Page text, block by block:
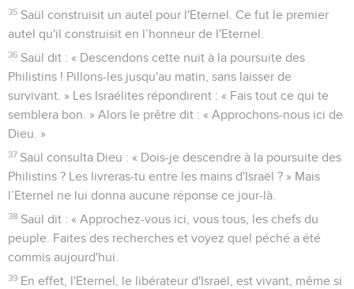
35 Saül construisit un autel pour l'Eternel. Ce fut le premier
autel qu'il construisit en l’honneur de l'Eternel.
36 Saül dit : « Descendons cette nuit à la poursuite des
Philistins ! Pillons-les jusqu'au matin, sans laisser de
survivant. » Les Israélites répondirent : « Fais tout ce qui te
semblera bon. » Alors le prêtre dit : « Approchons-nous ici de
Dieu. »
37 Saül consulta Dieu : « Dois-je descendre à la poursuite des
Philistins ? Les livreras-tu entre les mains d'Israël ? » Mais
l’Eternel ne lui donna aucune réponse ce jour-là.
38 Saül dit : « Approchez-vous ici, vous tous, les chefs du
peuple. Faites des recherches et voyez quel péché a été
commis aujourd'hui.
39 En effet, l'Eternel, le libérateur d'Israël, est vivant, même si